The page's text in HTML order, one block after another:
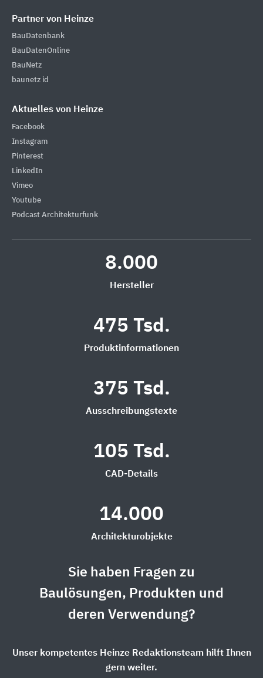
Partner von Heinze
BauDatenbank
BauDatenOnline
BauNetz
baunetz id
Aktuelles von Heinze
Facebook
Instagram
Pinterest
LinkedIn
Vimeo
Youtube
Podcast Architekturfunk
8.000
Hersteller
475 Tsd.
Produktinformationen
375 Tsd.
Ausschreibungstexte
105 Tsd.
CAD-Details
14.000
Architekturobjekte
Sie haben Fragen zu
Baulösungen, Produkten und
deren Verwendung?
Unser kompetentes Heinze Redaktionsteam hilft Ihnen
gern weiter.